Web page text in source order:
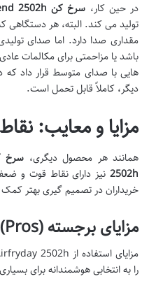
در حین کار، سرخ کن Homend 2502h
تولید می کند. البته، هر دستگاهی
مقداری صدا دارد. اما صدای
باشد یا مزاحمتی برای مکالمات
هایی با صدای متوسط قرار داد که
دیگر، کاملاً قابل تحمل است.
مزایا و معایب:
همانند هر محصول دیگری،
2502h نیز دارای نقاط قوت و
خریداران در تصمیم گیری بهتر
مزایای برجسته (Pros)
را به انتخابی هوشمندانه برای